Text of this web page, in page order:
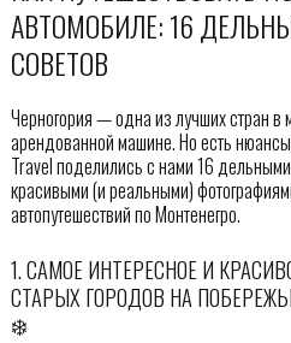
АВТОМОБИЛЕ: 16
СОВЕТОВ
Черногория — одна из лучших стран в
арендованной машине. Но есть
Travel поделились с нами 16
красивыми (и реальными)
автопутешествий по Монтенегро.
1. САМОЕ ИНТЕРЕСНОЕ И
СТАРЫХ ГОРОДОВ НА
❄️